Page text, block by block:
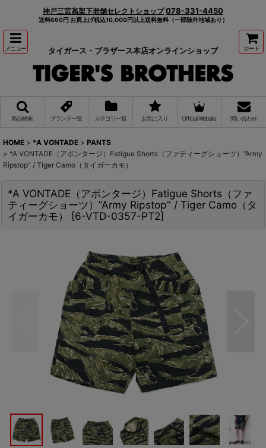
神戸三宮高架下老舗セレクトショップ 078-331-4450
送料660円 お買上げ税込10,000円以上送料無料（一部除外地域あり）
メニュー タイガース・ブラザース本店オンラインショップ カート
商品検索 ブランド一覧 カテゴリ一覧 お気に入り Official Website 問い合わせ
HOME > *A VONTADE > PANTS
> *A VONTADE（アボンタージ）Fatigue Shorts（ファティーグショーツ）”Army
Ripstop” / Tiger Camo（タイガーカモ）
*A VONTADE（アボンタージ）Fatigue Shorts（ファ
ティーグショーツ）”Army Ripstop” / Tiger Camo（タ
イガーカモ）
[6-VTD-0357-PT2]